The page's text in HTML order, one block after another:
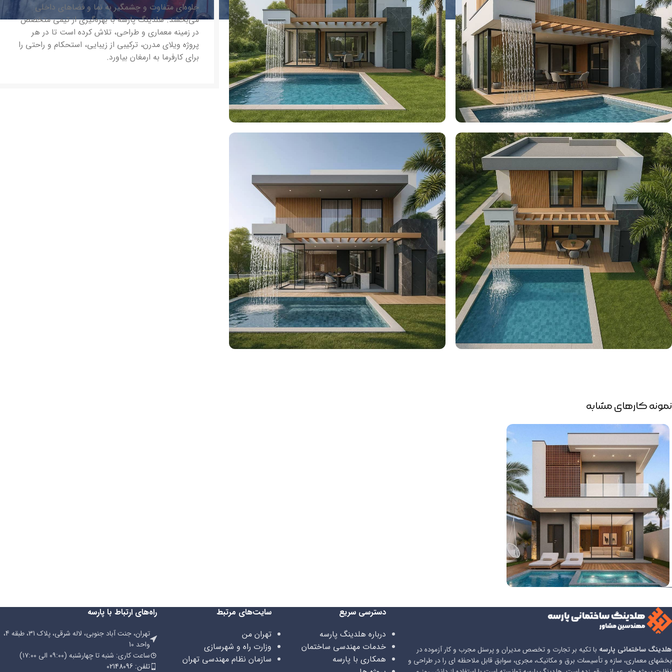
جلوه‌ای متفاوت و چشمگیر به نما و فضاهای داخلی
می‌بخشد. هلدینگ پارسه با بهره‌گیری از تیمی متخصص
در زمینه معماری و طراحی، تلاش کرده است تا در هر
پروژه ویلای مدرن، ترکیبی از زیبایی، استحکام و راحتی را
برای کارفرما به ارمغان بیاورد.
نمونه کارهای مشابه
پروژه طراحی ویلا مدرن رشت
هلدینگ ساختمانی پارسه با تکیه بر تجارت و تخصص مدیران و پرسنل مجرب و کار آزموده در
بخشهای معماری، سازه و تأسیسات برق و مکانیک، مجری، سوابق قابل ملاحظه ای را در طراحی و
دسترسی سریع
درباره هلدینگ پارسه
خدمات مهندسی ساختمان
همکاری با پارسه
سایت‌های مرتبط
تهران من
وزارت راه و شهرسازی
سازمان نظام مهندسی تهران
راه‌های ارتباط با پارسه
تهران، جنت آباد جنوبی، لاله شرقی، پلاک 31، طبقه 4،
واحد 10
ساعت کاری: شنبه تا چهارشنبه (۰۹:۰۰ الی ۱۷:۰۰)
تلفن: 02148096